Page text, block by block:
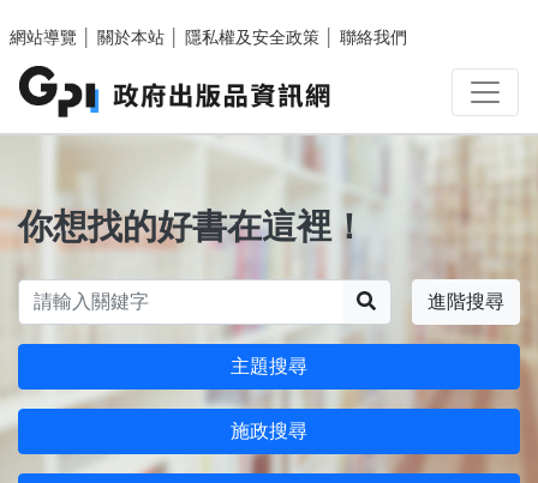
網站導覽
關於本站 隱私權及安全政策 聯絡我們
你想找的好書在這裡！
進階搜尋
主題搜尋
施政搜尋